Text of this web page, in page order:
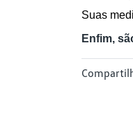
Suas
Enfim,